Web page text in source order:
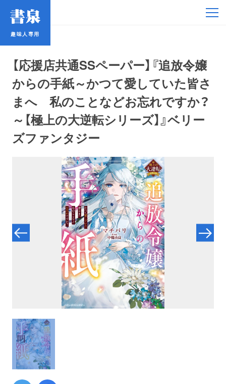
趣味人専用
【応援店共通SSペーパー】『追放令嬢
からの手紙～かつて愛していた皆さ
まへ 私のことなどお忘れですか？
～【極上の大逆転シリーズ】』ベリー
ズファンタジー
趣味人専用
アイドル
鉄道・バス
コミック・ラノベ
プロレス
コンピューター
ミリタリー
その他